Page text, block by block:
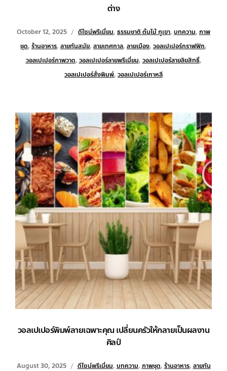
ต่าง
October 12, 2025 ดีไซน์พรีเมี่ยม, ธรรมชาติ ต้นไม้ ภูเขา, บทความ, ภาพ
ชุด, ร้านอาหาร, ลายทันสมัย, ลายเทศกาล, ลายเมือง, วอลเปเปอร์กราฟฟิก,
วอลเปเปอร์ภาพวาด, วอลเปเปอร์ลายพรีเมี่ยม, วอลเปเปอร์ลายลิขสิทธิ์,
วอลเปเปอร์สั่งพิมพ์, วอลเปเปอร์เกาหลี
วอลเปเปอร์พิมพ์ลายเฉพาะคุณ เปลี่ยนครัวให้กลายเป็นผลงาน
ศิลป์
August 30, 2025 ดีไซน์พรีเมี่ยม, บทความ, ภาพชุด, ร้านอาหาร, ลายทัน